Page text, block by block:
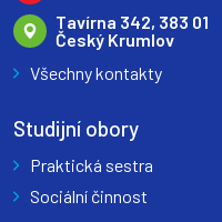
Tavírna 342, 383 01
Český Krumlov
Všechny kontakty
Studijní obory
Praktická sestra
Sociální činnost